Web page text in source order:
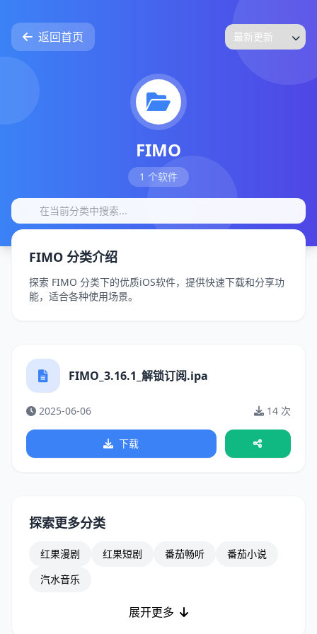
返回首页
FIMO
1 个软件
FIMO 分类介绍
探索 FIMO 分类下的优质iOS软件，提供快速下载和分享功
能，适合各种使用场景。
FIMO_3.16.1_解锁订阅.ipa
2025-06-06 14 次
下载
探索更多分类
红果漫剧 红果短剧 番茄畅听
番茄小说
汽水音乐
展开更多